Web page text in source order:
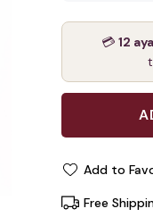
💳12
Add to
Free